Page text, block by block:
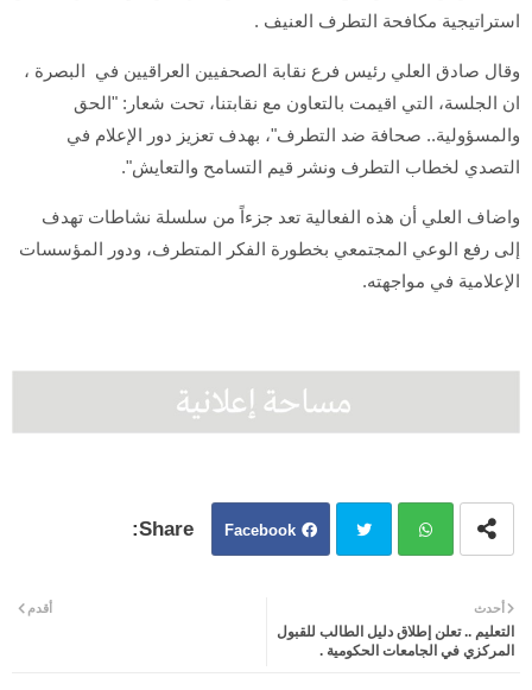
استراتيجية مكافحة التطرف العنيف .
وقال صادق العلي رئيس فرع نقابة الصحفيين العراقيين في البصرة ،
ان الجلسة، التي اقيمت بالتعاون مع نقابتنا، تحت شعار: "الحق
والمسؤولية.. صحافة ضد التطرف"، بهدف تعزيز دور الإعلام في
التصدي لخطاب التطرف ونشر قيم التسامح والتعايش".
واضاف العلي أن هذه الفعالية تعد جزءاً من سلسلة نشاطات تهدف
إلى رفع الوعي المجتمعي بخطورة الفكر المتطرف، ودور المؤسسات
الإعلامية في مواجهته.
Facebook
ter atsa
أحدث
التعليم .. تعلن إطلاق دليل الطالب للقبول
المركزي في الجامعات الحكومية .
أقدم